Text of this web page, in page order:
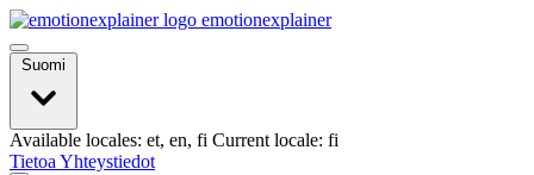
emotionexplainer
Suomi
Available locales: et, en, fi Current locale: fi
Tietoa Yhteystiedot